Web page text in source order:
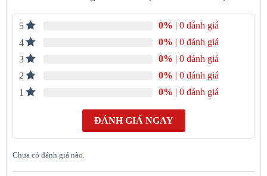
Vật liệu Nhựa cao cấp chống cháy ABS + PC
Kích
thước
Trọng
lượng
Khoảng 20.000 giờ
Điểm đáng giá của Đèn ngủ thông minh Meross MSL450 –
Smart Wi-Fi Ambient Light MSL450 (MSL450HK-EU)
Tương thích HomeKit: Kết nối dễ dàng với hệ sinh thái
5 0% | 0 đánh giá
4
0% | 0 đánh giá
3
0% | 0 đánh giá
2
0% | 0 đánh giá
1
0% | 0 đánh giá
ĐÁNH GIÁ NGAY
Chưa có đánh giá nào.